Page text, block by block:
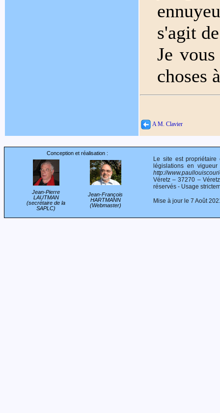
s'agit
Je
choses
A M. Clavier
Conception et réalisation :
Jean-Pierre
LAUTMAN
(secrétaire de la
SAPLC)
Jean-François
HARTMANN
(Webmaster)
Le site est
législations en
http://
Véretz – 37270 –
réservés - Usage
Mise à jour le 7 Août